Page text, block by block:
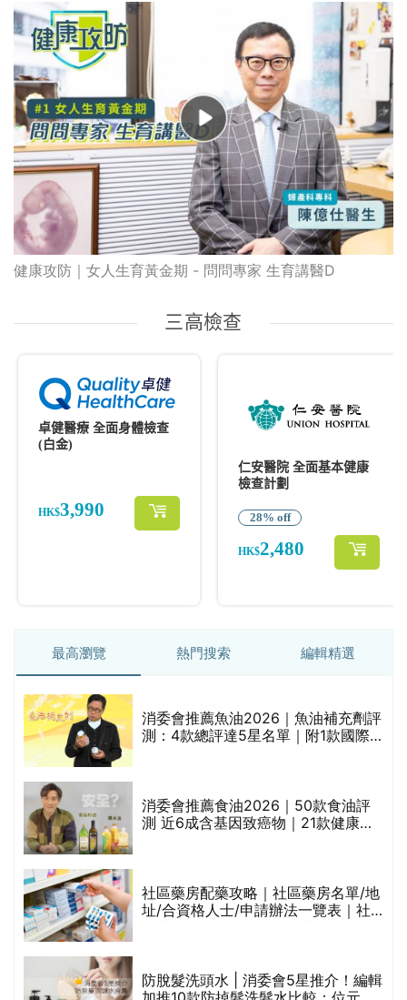
健康攻防｜女人生育黃金期 - 問問專家 生育講醫D
最高瀏覽 熱門搜索 編輯精選
消委會推薦魚油2026｜魚油補充劑評
測：4款總評達5星名單｜附1款國際
消委會推薦食油2026｜50款食油評
測 近6成含基因致癌物｜21款健康煮
社區藥房配藥攻略｜社區藥房名單/地
址/合資格人士/申請辦法一覽表｜社
防脫髮洗頭水 | 消委會5星推介！編輯